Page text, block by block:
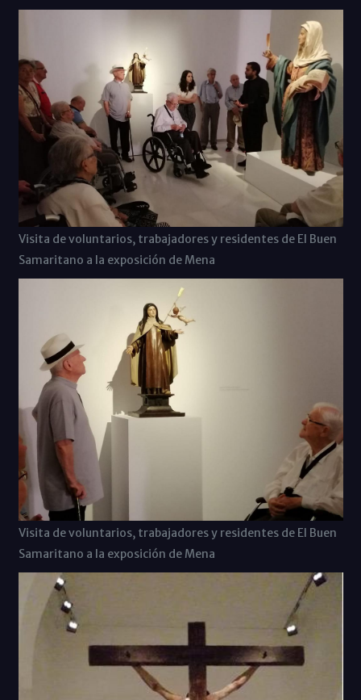
Visita de voluntarios, trabajadores y residentes de El Buen
Samaritano a la exposición de Mena
Visita de voluntarios, trabajadores y residentes de El Buen
Samaritano a la exposición de Mena